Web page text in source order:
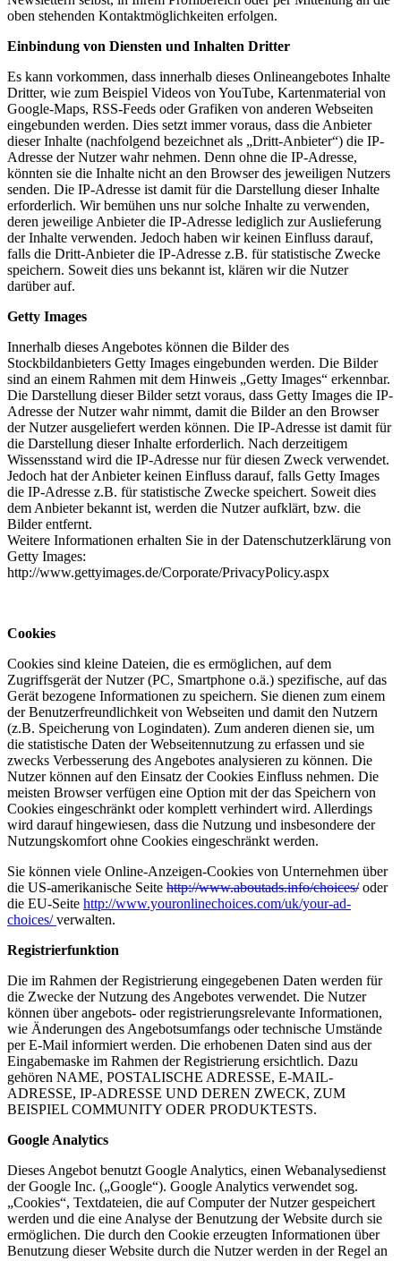
oben stehenden Kontaktmöglichkeiten erfolgen.
Einbindung von Diensten und Inhalten Dritter
Es kann vorkommen, dass innerhalb dieses Onlineangebotes Inhalte
Dritter, wie zum Beispiel Videos von YouTube, Kartenmaterial von
Google-Maps, RSS-Feeds oder Grafiken von anderen Webseiten
eingebunden werden. Dies setzt immer voraus, dass die Anbieter
dieser Inhalte (nachfolgend bezeichnet als „Dritt-Anbieter“) die IP-
Adresse der Nutzer wahr nehmen. Denn ohne die IP-Adresse,
könnten sie die Inhalte nicht an den Browser des jeweiligen Nutzers
senden. Die IP-Adresse ist damit für die Darstellung dieser Inhalte
erforderlich. Wir bemühen uns nur solche Inhalte zu verwenden,
deren jeweilige Anbieter die IP-Adresse lediglich zur Auslieferung
der Inhalte verwenden. Jedoch haben wir keinen Einfluss darauf,
falls die Dritt-Anbieter die IP-Adresse z.B. für statistische Zwecke
speichern. Soweit dies uns bekannt ist, klären wir die Nutzer
darüber auf.
Getty Images
Innerhalb dieses Angebotes können die Bilder des
Stockbildanbieters Getty Images eingebunden werden. Die Bilder
sind an einem Rahmen mit dem Hinweis „Getty Images“ erkennbar.
Die Darstellung dieser Bilder setzt voraus, dass Getty Images die IP-
Adresse der Nutzer wahr nimmt, damit die Bilder an den Browser
der Nutzer ausgeliefert werden können. Die IP-Adresse ist damit für
die Darstellung dieser Inhalte erforderlich. Nach derzeitigem
Wissensstand wird die IP-Adresse nur für diesen Zweck verwendet.
Jedoch hat der Anbieter keinen Einfluss darauf, falls Getty Images
die IP-Adresse z.B. für statistische Zwecke speichert. Soweit dies
dem Anbieter bekannt ist, werden die Nutzer aufklärt, bzw. die
Bilder entfernt.
Weitere Informationen erhalten Sie in der Datenschutzerklärung von
Getty Images:
http://www.gettyimages.de/Corporate/PrivacyPolicy.aspx
Cookies
Cookies sind kleine Dateien, die es ermöglichen, auf dem
Zugriffsgerät der Nutzer (PC, Smartphone o.ä.) spezifische, auf das
Gerät bezogene Informationen zu speichern. Sie dienen zum einem
der Benutzerfreundlichkeit von Webseiten und damit den Nutzern
(z.B. Speicherung von Logindaten). Zum anderen dienen sie, um
die statistische Daten der Webseitennutzung zu erfassen und sie
zwecks Verbesserung des Angebotes analysieren zu können. Die
Nutzer können auf den Einsatz der Cookies Einfluss nehmen. Die
meisten Browser verfügen eine Option mit der das Speichern von
Cookies eingeschränkt oder komplett verhindert wird. Allerdings
wird darauf hingewiesen, dass die Nutzung und insbesondere der
Nutzungskomfort ohne Cookies eingeschränkt werden.
Sie können viele Online-Anzeigen-Cookies von Unternehmen über
die US-amerikanische Seite http://www.aboutads.info/choices/oder
die EU-Seite http://www.youronlinechoices.com/uk/your-ad-
choices/verwalten.
Registrierfunktion
Die im Rahmen der Registrierung eingegebenen Daten werden für
die Zwecke der Nutzung des Angebotes verwendet. Die Nutzer
können über angebots- oder registrierungsrelevante Informationen,
wie Änderungen des Angebotsumfangs oder technische Umstände
per E-Mail informiert werden. Die erhobenen Daten sind aus der
Eingabemaske im Rahmen der Registrierung ersichtlich. Dazu
gehören NAME, POSTALISCHE ADRESSE, E-MAIL-
ADRESSE, IP-ADRESSE UND DEREN ZWECK, ZUM
BEISPIEL COMMUNITY ODER PRODUKTESTS.
Google Analytics
Dieses Angebot benutzt Google Analytics, einen Webanalysedienst
der Google Inc. („Google“). Google Analytics verwendet sog.
„Cookies“, Textdateien, die auf Computer der Nutzer gespeichert
werden und die eine Analyse der Benutzung der Website durch sie
ermöglichen. Die durch den Cookie erzeugten Informationen über
Benutzung dieser Website durch die Nutzer werden in der Regel an